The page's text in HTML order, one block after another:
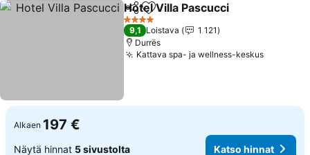
Jaa Lisää suosikkeihin
Hotel Villa Pascucci
4 Tähtiluokitus
9,1 Loistava
1 121
Durrës
Kattava spa- ja wellness-keskusKatso
Alkaen 197 €
Näytä hinnat 5 sivustolta Katso hinnat